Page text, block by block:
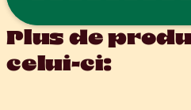
Plus de
celui-ci: